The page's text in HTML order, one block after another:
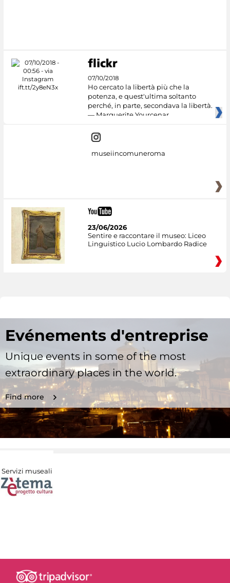
07/10/2018
Ho cercato la libertà più che la
potenza, e quest'ultima soltanto
perché, in parte, secondava la libertà.
— Marguerite Yourcenar
museiincomuneroma
23/06/2026
Sentire e raccontare il museo: Liceo
Linguistico Lucio Lombardo Radice
Evénements d'entreprise
Unique events in some of the most
extraordinary places in the world.
Find more
Servizi museali